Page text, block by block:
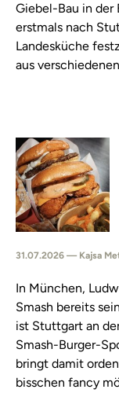
Giebel-Bau in der
erstmals nach
Landesküche
aus
31.07.2026 — Kajsa
In München,
Smash bereits
ist Stuttgart an
Smash-Burger-
bringt damit
bisschen fancy